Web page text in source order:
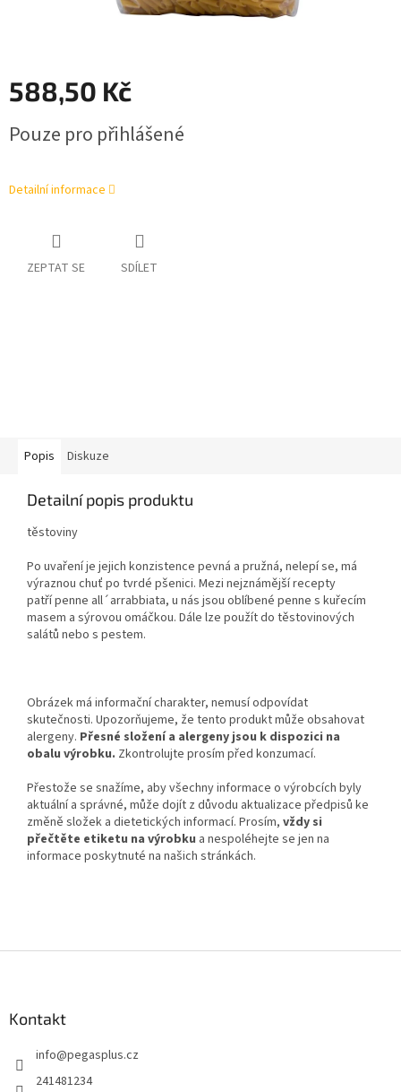
588,50 Kč
cena:
Pouze pro přihlášené
Detailní informace
ZEPTAT SE SDÍLET
Popis Diskuze
Detailní popis produktu
těstoviny
Po uvaření je jejich konzistence pevná a pružná, nelepí se, má
výraznou chuť po tvrdé pšenici. Mezi nejznámější recepty
patří penne all´arrabbiata, u nás jsou oblíbené penne s kuřecím
masem a sýrovou omáčkou. Dále lze použít do těstovinových
salátů nebo s pestem.
Obrázek má informační charakter, nemusí odpovídat
skutečnosti. Upozorňujeme, že tento produkt může obsahovat
alergeny. Přesné složení a alergeny jsou k dispozici na
obalu výrobku. Zkontrolujte prosím před konzumací.
Přestože se snažíme, aby všechny informace o výrobcích byly
aktuální a správné, může dojít z důvodu aktualizace předpisů ke
změně složek a dietetických informací. Prosím, vždy si
přečtěte etiketu na výrobku a nespoléhejte se jen na
informace poskytnuté na našich stránkách.
Kontakt
info@pegasplus.cz
241481234